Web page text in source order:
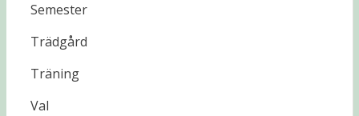
Semester
Trädgård
Träning
Val